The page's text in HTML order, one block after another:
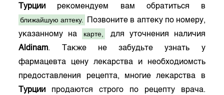
Турции рекомендуем вам обратиться в
ближайшую аптеку.
Позвоните в аптеку по номеру,
указанному на
карте,
для уточнения наличия
Aldinam. Также не забудьте узнать у
фармацевта цену лекарства и необходиомсть
предоставления рецепта, многие лекарства в
Турции продаются строго по рецепту врача.